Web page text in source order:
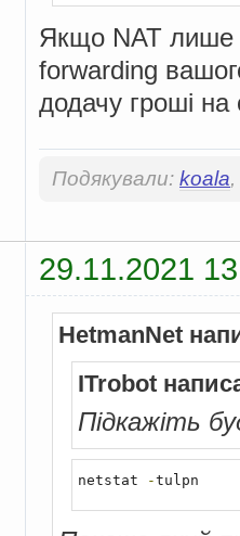
Якщо NAT лише
forwarding
додачу гроші на
Подякували: koala,
29.11.2021
HetmanNet
ITrobot
Підкажіть
netstat -tulpn